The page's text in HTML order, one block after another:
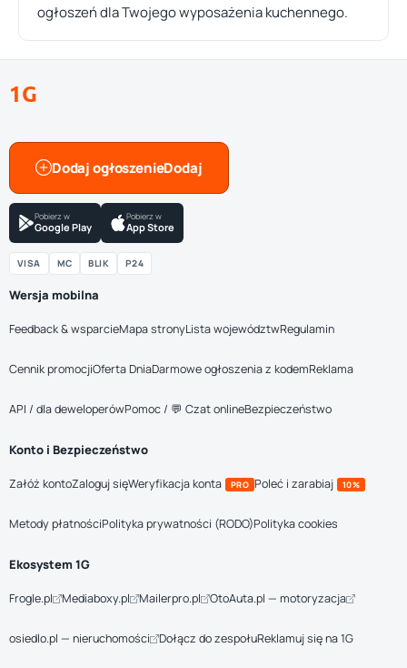
ogłoszeń dla Twojego wyposażenia kuchennego.
1G
Dodaj ogłoszenie
Pobierz w
Google Play
Pobierz w
App Store
VISA MC BLIK P24
Wersja mobilna
Feedback & wsparcieMapa stronyLista województwRegulamin
Cennik promocjiOferta DniaDarmowe ogłoszenia z kodemReklama
API / dla deweloperówPomoc / 💬 Czat onlineBezpieczeństwo
Konto i Bezpieczeństwo
Załóż kontoZaloguj sięWeryfikacja konta PRO Poleć i zarabiaj 10%
Metody płatnościPolityka prywatności (RODO)Polityka cookies
Ekosystem 1G
Frogle.pl Mediaboxy.pl Mailerpro.pl OtoAuta.pl — motoryzacja
osiedlo.pl — nieruchomości Dołącz do zespołuReklamuj się na 1G